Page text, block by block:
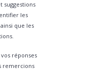
suggestions
les
que les
réponses
remercions